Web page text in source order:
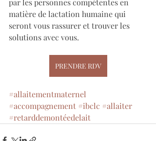
par les personnes compétentes en
matière de lactation humaine qui
seront vous rassurer et trouver les
solutions avec vous.
PRENDRE RDV
#allaitementmaternel
#accompagnement #ibclc #allaiter
#retarddemontéedelait